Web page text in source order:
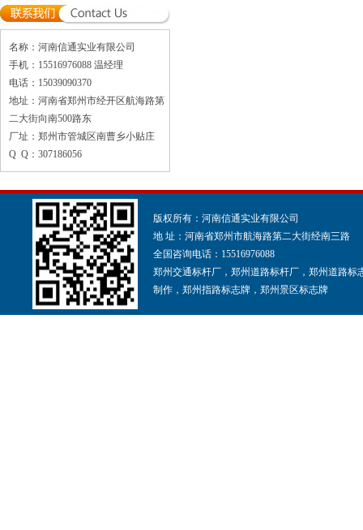
名称：河南信通实业有限公司
手机：15516976088 温经理
电话：15039090370
地址：河南省郑州市经开区航海路第
二大街向南500路东
厂址：郑州市管城区南曹乡小贴庄
Q Q：307186056
版权所有：河南信通实业有限公司
地 址：河南省郑州市航海路第二大街经南三路
全国咨询电话：15516976088
郑州交通标杆厂，郑州道路标杆厂，郑州道路
制作，郑州指路标志牌，郑州景区标志牌